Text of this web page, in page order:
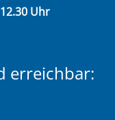
Uhr
erreichbar: